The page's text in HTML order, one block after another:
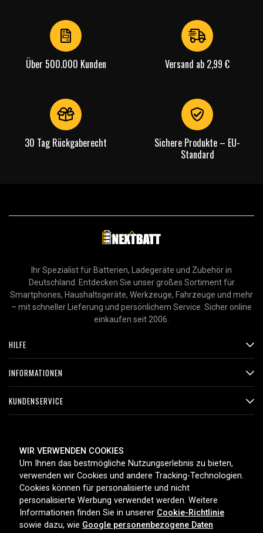
Über 500.000 Kunden Versand ab 2,99 €
30 Tag Rückgaberecht
Sichere Produkte – EU-
Standard
Ihr Spezialist für Batterien, Ladegeräte und Zubehör in
Deutschland. Entdecken Sie unser großes Sortiment für
Smartphones, Haushaltsgeräte, Werkzeuge, Fahrzeuge und mehr
– mit schneller Lieferung und persönlichem Service. Sicher online
einkaufen seit 2006.
HILFE
INFORMATIONEN
KUNDENSERVICE
ZAHLUNGSMETHODEN
LIEFEROPTIONEN
WIR VERWENDEN COOKIES
Um Ihnen das bestmögliche Nutzungserlebnis zu bieten,
verwenden wir Cookies und andere Tracking-Technologien.
Cookies können für personalisierte und nicht
personalisierte Werbung verwendet werden. Weitere
Informationen finden Sie in unserer Cookie-Richtlinie
sowie dazu, wie Google personenbezogene Daten